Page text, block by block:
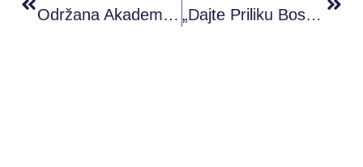
Održana Akademija Omladinskog Aktivizma U Banja Luci „Dajte Priliku Bosni I Hercegovini“ – Poruka Za Mlade Na Međunarodnoj Ekspertskoj Konferenciji